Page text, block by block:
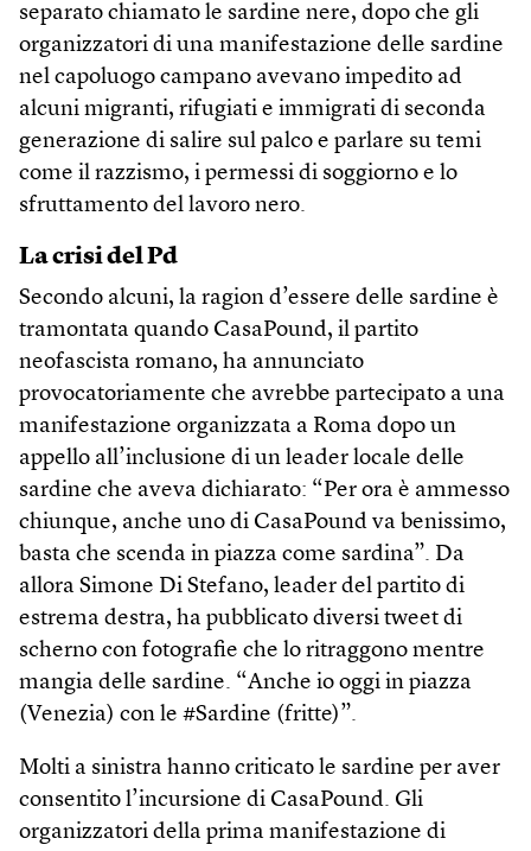
separato chiamato le sardine nere, dopo che gli
organizzatori di una manifestazione delle sardine
nel capoluogo campano avevano impedito ad
alcuni migranti, rifugiati e immigrati di seconda
generazione di salire sul palco e parlare su temi
come il razzismo, i permessi di soggiorno e lo
sfruttamento del lavoro nero.
La crisi del Pd
Secondo alcuni, la ragion d’essere delle sardine è
tramontata quando CasaPound, il partito
neofascista romano, ha annunciato
provocatoriamente che avrebbe partecipato a una
manifestazione organizzata a Roma dopo un
appello all’inclusione di un leader locale delle
sardine che aveva dichiarato: “Per ora è ammesso
chiunque, anche uno di CasaPound va benissimo,
basta che scenda in piazza come sardina”. Da
allora Simone Di Stefano, leader del partito di
estrema destra, ha pubblicato diversi tweet di
scherno con fotografie che lo ritraggono mentre
mangia delle sardine. “Anche io oggi in piazza
(Venezia) con le #Sardine (fritte)”.
Molti a sinistra hanno criticato le sardine per aver
consentito l’incursione di Casa­Pound. Gli
organizzatori della prima manifestazione di